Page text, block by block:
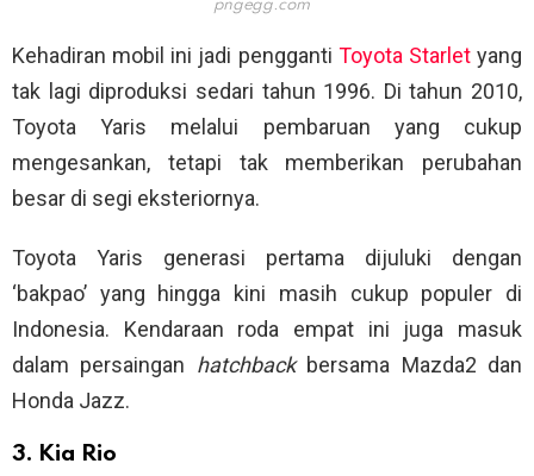
pngegg.com
Kehadiran mobil ini jadi pengganti Toyota Starletyang
tak lagi diproduksi sedari tahun 1996. Di tahun 2010,
Toyota Yaris melalui pembaruan yang cukup
mengesankan, tetapi tak memberikan perubahan
besar di segi eksteriornya.
Toyota Yaris generasi pertama dijuluki dengan
‘bakpao’ yang hingga kini masih cukup populer di
Indonesia. Kendaraan roda empat ini juga masuk
dalam persaingan hatchback bersama Mazda2 dan
Honda Jazz.
3. Kia Rio